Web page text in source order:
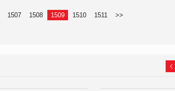
1507 1508 1509 1510 1511 >>